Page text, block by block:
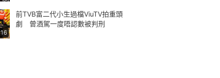
前TVB富二代小生過檔ViuTV拍重頭
劇 曾酒駕一度唔認數被判刑